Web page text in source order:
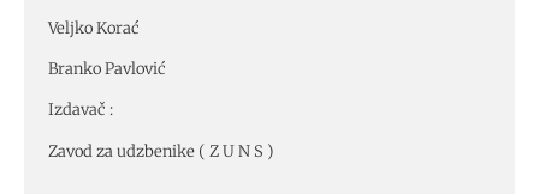
Veljko Korać
Branko Pavlović
Izdavač :
Zavod za udzbenike ( Z U N S )